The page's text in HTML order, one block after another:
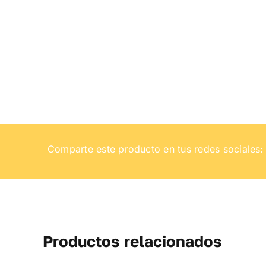
Comparte este producto en tus redes sociales:
Productos relacionados